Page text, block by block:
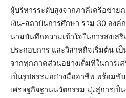
ผู้บริหารระดับสูงจากภาคีเครือข่าย
เงิน-สถาบันการศึกษา รวม 30 องค์
นามบันทึกความเข้าใจในการส่งเส
ประกอบการ และวิสาหกิจเริ่มต้น เ
จากทุกภาคส่วนอย่างเต็มที่ในการเ
เป็นรูปธรรมอย่างมืออาชีพ พร้อมขั
เศรษฐกิจฐานนวัตกรรม มุ่งสู่การเ